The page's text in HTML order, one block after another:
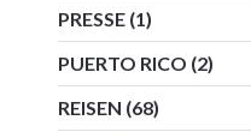
PRESSE (1)
PUERTO RICO (2)
REISEN (68)